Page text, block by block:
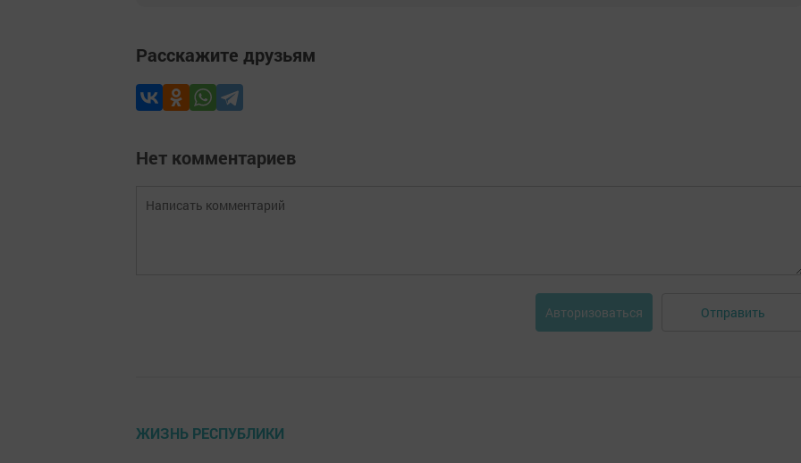
Расскажите друзьям
Нет комментариев
Авторизоваться Отправить
ЖИЗНЬ РЕСПУБЛИКИ